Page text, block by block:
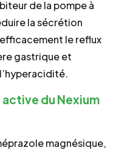
de la pompe à
la sécrétion
le reflux
gastrique et
du Nexium
magnésique,